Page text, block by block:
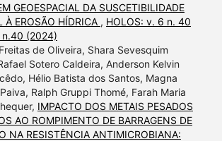
GEOESPACIAL DA SUSCETIBILIDADE
À EROSÃO HÍDRICA , HOLOS: v. 6 n. 40
n.40 (2024)
de Oliveira, Shara Sevesquim
Sotero Caldeira, Anderson Kelvin
Hélio Batista dos Santos, Magna
Ralph Gruppi Thomé, Farah Maria
IMPACTO DOS METAIS PESADOS
AO ROMPIMENTO DE BARRAGENS DE
NA RESISTÊNCIA ANTIMICROBIANA: